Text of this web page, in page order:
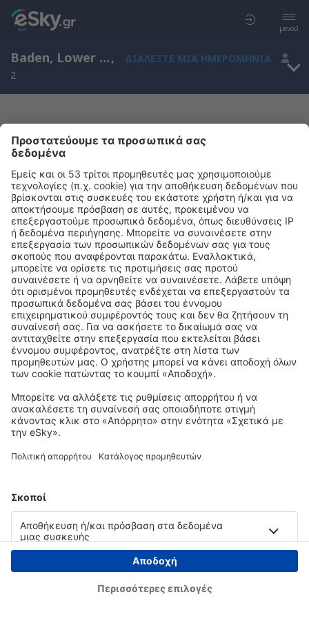
μενού
Baden, Lower Austria, Αυστρία,
ΔΙΑΛΈΞΤΕ ΜΙΑ ΗΜΕΡΟΜΗΝΊΑ
2
Μας συγχωρείτε, δεν υπάρχουν
αποτελέσματα για την αναζήτησή σας
Προσπαθήστε να κάνετε αναζήτηση με διαφορετικά κριτήρια
Copyright © eSky.gr. Με την επιφύλαξη παντός νομίμου δικαιώματος.